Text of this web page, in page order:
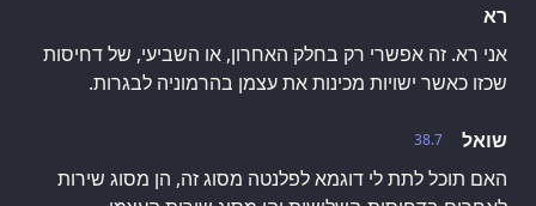
רא
אני רא. זה אפשרי רק בחלק האחרון, או השביעי, של דחיסות
שכזו כאשר ישויות מכינות את עצמן בהרמוניה לבגרות.
38.7
שואל
האם תוכל לתת לי דוגמא לפלנטה מסוג זה, הן מסוג שירות